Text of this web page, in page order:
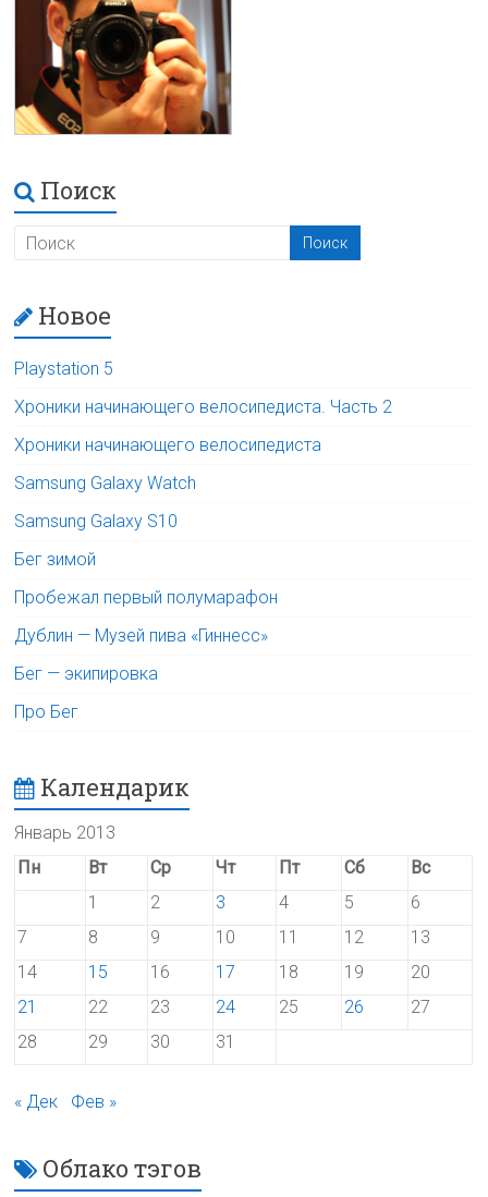
Поиск
Новое
Playstation 5
Хроники начинающего велосипедиста. Часть 2
Хроники начинающего велосипедиста
Samsung Galaxy Watch
Samsung Galaxy S10
Бег зимой
Пробежал первый полумарафон
Дублин — Музей пива «Гиннесс»
Бег — экипировка
Про Бег
Календарик
Январь 2013
Пн
Вт Ср Чт Пт Сб
Вс
1
2 3 4 5
6
7
8 9 10 11 12
13
14
15 16 17 18 19
20
21
22 23 24 25 26
27
28
29 30 31
« Дек Фев »
Облако тэгов